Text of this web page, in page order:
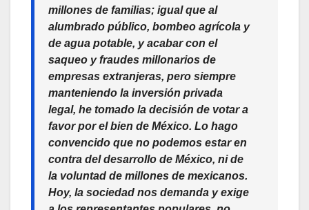
millones de familias; igual que al
alumbrado público, bombeo agrícola y
de agua potable, y acabar con el
saqueo y fraudes millonarios de
empresas extranjeras, pero siempre
manteniendo la inversión privada
legal, he tomado la decisión de votar a
favor por el bien de México. Lo hago
convencido que no podemos estar en
contra del desarrollo de México, ni de
la voluntad de millones de mexicanos.
Hoy, la sociedad nos demanda y exige